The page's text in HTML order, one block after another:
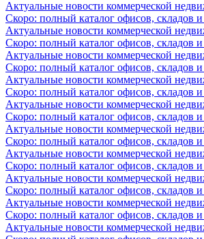
Актуальные новости коммерческой
Скоро: полный каталог офисов, складов
Актуальные новости коммерческой
Скоро: полный каталог офисов, складов
Актуальные новости коммерческой
Скоро: полный каталог офисов, складов
Актуальные новости коммерческой
Скоро: полный каталог офисов, складов
Актуальные новости коммерческой
Скоро: полный каталог офисов, складов
Актуальные новости коммерческой
Скоро: полный каталог офисов, складов
Актуальные новости коммерческой
Скоро: полный каталог офисов, складов
Актуальные новости коммерческой
Скоро: полный каталог офисов, складов
Актуальные новости коммерческой
Скоро: полный каталог офисов, складов
Актуальные новости коммерческой